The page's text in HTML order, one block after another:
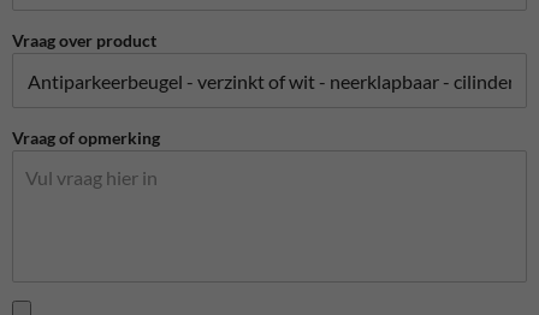
Vraag over product
Vraag of opmerking